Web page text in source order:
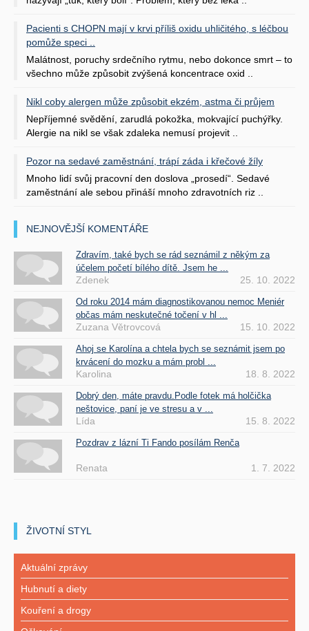
Pacienti s CHOPN mají v krvi příliš oxidu uhličitého, s léčbou
pomůže speci ..
Malátnost, poruchy srdečního rytmu, nebo dokonce smrt – to
všechno může způsobit zvýšená koncentrace oxid ..
Nikl coby alergen může způsobit ekzém, astma či průjem
Nepříjemné svědění, zarudlá pokožka, mokvající puchýřky.
Alergie na nikl se však zdaleka nemusí projevit ..
Pozor na sedavé zaměstnání, trápí záda i křečové žíly
Mnoho lidí svůj pracovní den doslova „prosedí“. Sedavé
zaměstnání ale sebou přináší mnoho zdravotních riz ..
NEJNOVĚJŠÍ KOMENTÁŘE
Zdravím, také bych se rád seznámil z někým za
účelem početí bílého dítě. Jsem he ...
Zdenek 25. 10. 2022
Od roku 2014 mám diagnostikovanou nemoc Meniér
občas mám neskutečné točení v hl ...
Zuzana Větrovcová 15. 10. 2022
Ahoj se Karolína a chtela bych se seznámit jsem po
krvácení do mozku a mám probl ...
Karolina 18. 8. 2022
Dobrý den, máte pravdu.Podle fotek má holčička
neštovice, paní je ve stresu a v ...
Lída 15. 8. 2022
Pozdrav z lázní Ti Fando posílám Renča
Renata 1. 7. 2022
ŽIVOTNÍ STYL
Aktuální zprávy
Hubnutí a diety
Kouření a drogy